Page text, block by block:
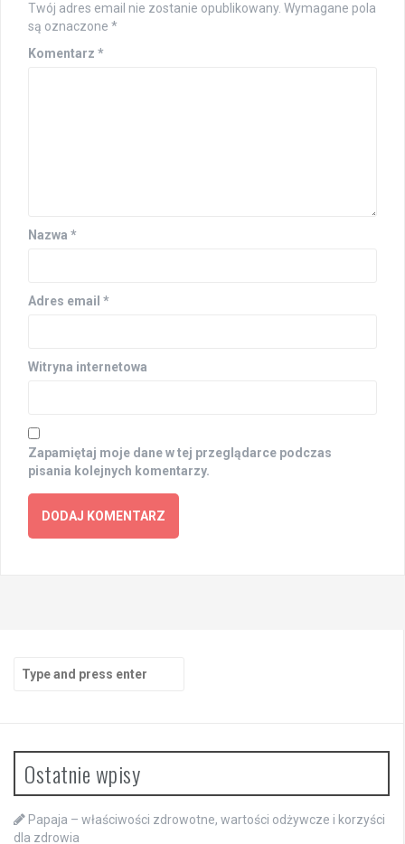
Twój adres email nie zostanie opublikowany. Wymagane pola
są oznaczone *
Komentarz *
Nazwa *
Adres email *
Witryna internetowa
Zapamiętaj moje dane w tej przeglądarce podczas
pisania kolejnych komentarzy.
for:
Ostatnie wpisy
Papaja – właściwości zdrowotne, wartości odżywcze i korzyści
dla zdrowia